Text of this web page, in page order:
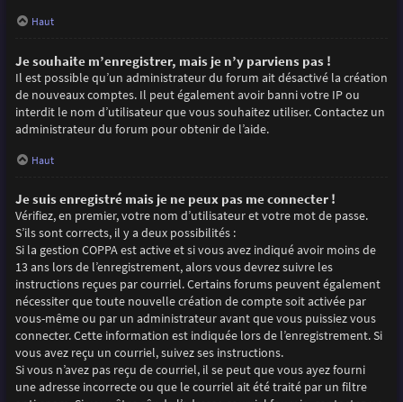
Haut
Je souhaite m’enregistrer, mais je n’y parviens pas !
Il est possible qu’un administrateur du forum ait désactivé la création
de nouveaux comptes. Il peut également avoir banni votre IP ou
interdit le nom d’utilisateur que vous souhaitez utiliser. Contactez un
administrateur du forum pour obtenir de l’aide.
Haut
Je suis enregistré mais je ne peux pas me connecter !
Vérifiez, en premier, votre nom d’utilisateur et votre mot de passe.
S’ils sont corrects, il y a deux possibilités :
Si la gestion COPPA est active et si vous avez indiqué avoir moins de
13 ans lors de l’enregistrement, alors vous devrez suivre les
instructions reçues par courriel. Certains forums peuvent également
nécessiter que toute nouvelle création de compte soit activée par
vous-même ou par un administrateur avant que vous puissiez vous
connecter. Cette information est indiquée lors de l’enregistrement. Si
vous avez reçu un courriel, suivez ses instructions.
Si vous n’avez pas reçu de courriel, il se peut que vous ayez fourni
une adresse incorrecte ou que le courriel ait été traité par un filtre